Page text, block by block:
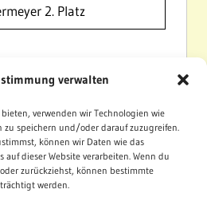
verwalten
verwenden wir Technologien wie
zu speichern und/oder darauf zuzugreifen.
können wir Daten wie das
dieser Website verarbeiten. Wenn du
zurückziehst, können bestimmte
werden.
2. Platz
SCHÜTZENVEREIN